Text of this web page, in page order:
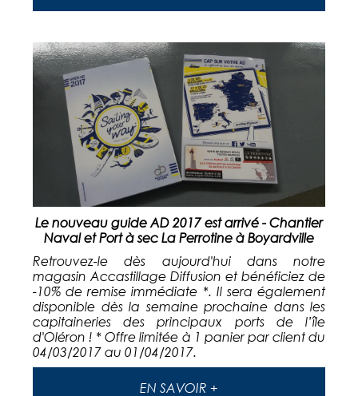
Le nouveau guide AD 2017 est arrivé - Chantier
Naval et Port à sec La Perrotine à Boyardville
Retrouvez-le dès aujourd'hui dans notre
magasin Accastillage Diffusion et bénéficiez de
-10% de remise immédiate *. Il sera également
disponible dès la semaine prochaine dans les
capitaineries des principaux ports de l’île
d'Oléron ! * Offre limitée à 1 panier par client du
04/03/2017 au 01/04/2017.
EN SAVOIR +